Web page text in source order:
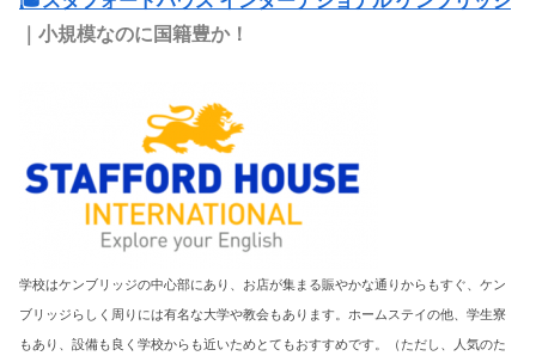
｜小規模なのに国籍豊か！
学校はケンブリッジの中心部にあり、お店が集まる賑やかな通りからもすぐ、ケン
ブリッジらしく周りには有名な大学や教会もあります。ホームステイの他、学生寮
もあり、設備も良く学校からも近いためとてもおすすめです。（ただし、人気のた